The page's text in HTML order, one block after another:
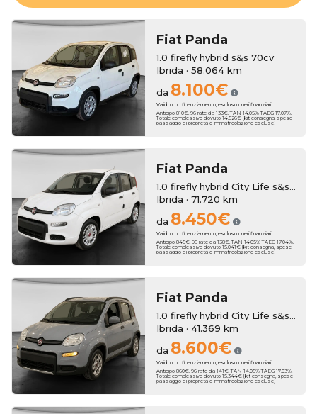
Fiat Panda
1.0 firefly hybrid s&s 70cv
Ibrida · 58.064 km
da 8.100€
Valido con finanziamento, escluso oneri finanziari
Anticipo 810€. 96 rate da 133€. TAN 14.05% TAEG 17.07%.
Totale complessivo dovuto 14.526€ (kit consegna, spese
passaggio di proprietà e immatricolazione escluse)
Fiat Panda
1.0 firefly hybrid City Life s&s 70cv 5p.ti
Ibrida · 71.720 km
da 8.450€
Valido con finanziamento, escluso oneri finanziari
Anticipo 845€. 96 rate da 138€. TAN 14.05% TAEG 17.04%.
Totale complessivo dovuto 15.041€ (kit consegna, spese
passaggio di proprietà e immatricolazione escluse)
Fiat Panda
1.0 firefly hybrid City Life s&s 70cv
Ibrida · 41.369 km
da 8.600€
Valido con finanziamento, escluso oneri finanziari
Anticipo 860€. 96 rate da 141€. TAN 14.05% TAEG 17.03%.
Totale complessivo dovuto 15.344€ (kit consegna, spese
passaggio di proprietà e immatricolazione escluse)